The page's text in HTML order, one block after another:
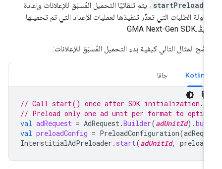
، يتم تلقائيًا التحميل المُسبَق للإعلانات وإعادة
الطلبات التي تعذّر تنفيذها لعمليات الإعداد التي تم تحميلها
GMA Next-Gen SDK
المثال التالي كيفية بدء التحميل المُسبَق للإعلانات:
Kotlin
// Call start() once after SDK initialization.
// Preload only one ad unit per format to
val adRequest = AdRequest.Builder(adUnitId).
val preloadConfig = PreloadConfiguration(
InterstitialAdPreloader.start(adUnitId,